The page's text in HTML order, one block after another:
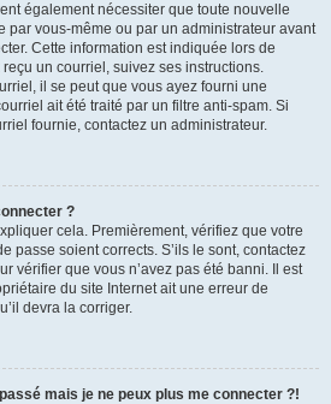
également nécessiter que toute nouvelle
par vous-même ou par un administrateur avant
Cette information est indiquée lors de
reçu un courriel, suivez ses instructions.
il se peut que vous ayez fourni une
ait été traité par un filtre anti-spam. Si
fournie, contactez un administrateur.
?
cela. Premièrement, vérifiez que votre
passe soient corrects. S’ils le sont, contactez
vérifier que vous n’avez pas été banni. Il est
du site Internet ait une erreur de
devra la corriger.
mais je ne peux plus me connecter ?!